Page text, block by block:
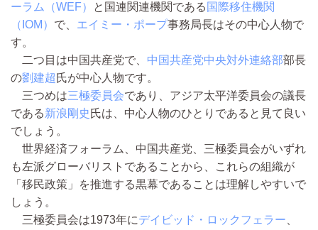
ーラム（WEF） と国連関連機関である 国際移住機関
（IOM） で、 エイミー・ポープ事務局長はその中心人物で
す。
二つ目は中国共産党で、 中国共産党中央対外連絡部部長
の劉建超 氏が中心人物です。
三つめは三極委員会であり、アジア太平洋委員会の議長
である新浪剛史 氏は、中心人物のひとりであると見て良い
でしょう。
世界経済フォーラム、中国共産党、三極委員会がいずれ
も左派グローバリストであることから、これらの組織が
「移民政策」を推進する黒幕であることは理解しやすいで
しょう。
三極委員会は1973年にデイビッド・ロックフェラー